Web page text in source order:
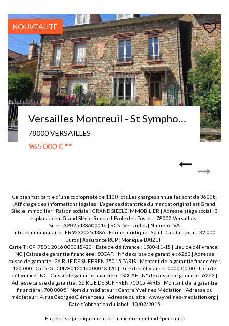
NOUVEAUTÉ
Versailles Montreuil - St Symphorien / MAISON 5 pièces + jardin intime
78000 VERSAILLES
965 000 €**
Ce bien fait partie d'une copropriété de 1100 lots.Les charges annuelles sont de 3600€.
Affichage des informations légales : L'agence détentrice du mandat original est Grand
Siècle Immobilier | Raison sociale : GRAND SIECLE IMMOBILIER | Adresse siège social : 3
esplanade du Grand SIècle Rue de l'Ecole des Postes - 78000 Versailles |
Siret : 32025438600016 | RCS : Versailles | Numero TVA
Intracommunautaire : FR92320254386 | Forme juridique : S.a.r.l | Capital social : 32.000
Euros | Assurance RCP : Monique BAÏZET |
Carte T : CPI 7801 2016 000018420 | Date de délivrance : 1980-11-18 | Lieu de délivrance :
NC | Caisse de garantie financière : SOCAF. | N° de caisse de garantie : 6263 | Adresse
caisse de garantie : 26 RUE DE SUFFREN 75015 PARIS | Montant de la garantie financière :
120 000 | Carte G : CPI78012016000018420 | Date de délivrance : 0000-00-00 | Lieu de
délivrance : NC | Caisse de garantie financière : SOCAF | N° de caisse de garantie : 6263 |
Adresse caisse de garantie : 26 RUE DE SUFFREN 75015 PARIS | Montant de la garantie
financière : 700 000€ | Nom du médiateur : Centre Yvelines Médiation | Adresse du
médiateur : 4, rue Georges Clémenceau | Adresse du site : www.yvelines-mediation.org|
Date d'obtention du label : 10/02/2015
Entreprise juridiquement et financièrement indépendante